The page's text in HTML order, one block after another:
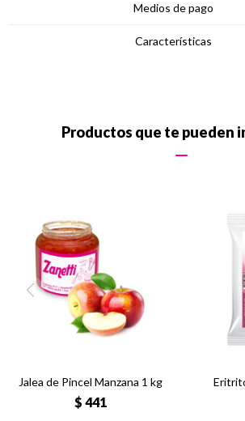
Medios de pago
Características
Productos que te pueden
Jalea de Pincel Manzana 1 kg
$ 441